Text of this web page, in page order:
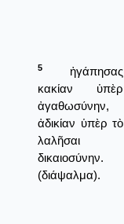
5
ἠγάπησας
κακίαν ὑπὲρ
ἀγαθωσύνην,
ἀδικίαν ὑπὲρ τὸ
λαλῆσαι
δικαιοσύνην.
(διάψαλμα).